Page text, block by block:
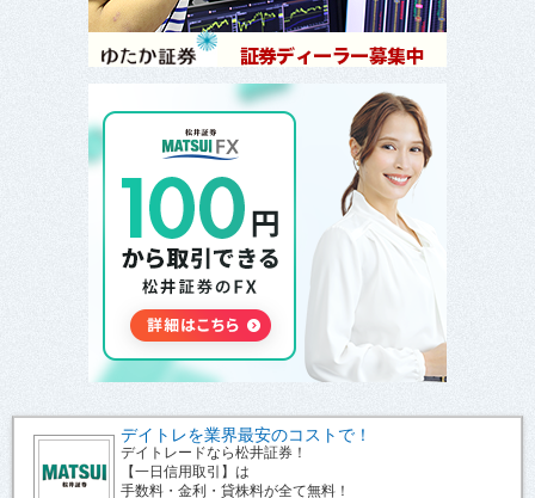
デイトレを業界最安のコストで！
デイトレードなら松井証券！
【一日信用取引】は
手数料・金利・貸株料が全て無料！